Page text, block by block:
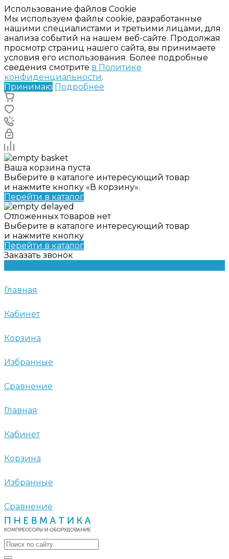
Использование файлов Cookie
Мы используем файлы cookie, разработанные
нашими специалистами и третьими лицами, для
анализа событий на нашем веб-сайте. Продолжая
просмотр страниц нашего сайта, вы принимаете
условия его использования. Более подробные
сведения смотрите в Политике
конфиденциальности.
Принимаю Подробнее
Ваша корзина пуста
Выберите в каталоге интересующий товар
и нажмите кнопку «В корзину».
Перейти в каталог
Отложенных товаров нет
Выберите в каталоге интересующий товар
и нажмите кнопку
Перейти в каталог
Заказать звонок
Главная
Кабинет
Корзина
Избранные
Сравнение
Главная
Кабинет
Корзина
Избранные
Сравнение